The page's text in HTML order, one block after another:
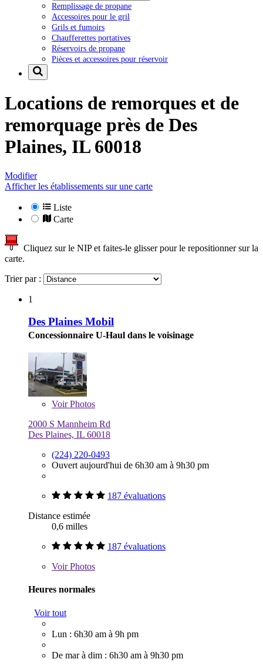
Remplissage de propane
Accessoires pour le gril
Grils et fumoirs
Chaufferettes portatives
Réservoirs de propane
Pièces et accessoires pour réservoir
Locations de remorques et de
remorquage près de Des
Plaines, IL 60018
Modifier
Afficher les établissements sur une carte
Liste
Carte
Cliquez sur le NIP et faites-le glisser pour le repositionner sur la
carte.
Trier par :
1
Des Plaines Mobil
Concessionnaire U-Haul dans le voisinage
VoirPhotos
2000 S Mannheim Rd
Des Plaines, IL 60018
(224) 220-0493
Ouvert aujourd'hui de 6h30 am à 9h30 pm
187 évaluations
Distance estimée
0,6 milles
187 évaluations
VoirPhotos
Heures normales
Voir tout
Lun : 6h30 am à 9h pm
De mar à dim : 6h30 am à 9h30 pm